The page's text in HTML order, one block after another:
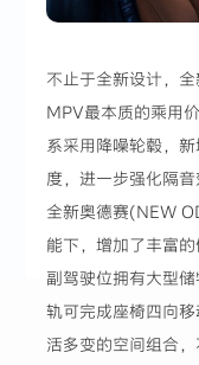
不止于全新设计，
MPV最本质的乘用
系采用降噪轮毂，
度，进一步强化隔
全新奥德赛(NEW
能下，增加了丰富
副驾驶位拥有大型
轨可完成座椅四向
活多变的空间组合